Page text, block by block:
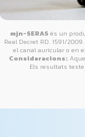
mjn-SERASés un
Real Decret RD. 1591/2009.
el canal auricular o en
Consideracions:
Els resultats